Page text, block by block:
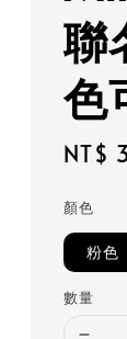
聯
色
NT$
顏色
粉色
數量